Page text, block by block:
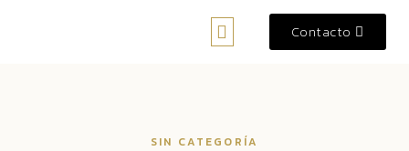
Contacto
SIN CATEGORÍA